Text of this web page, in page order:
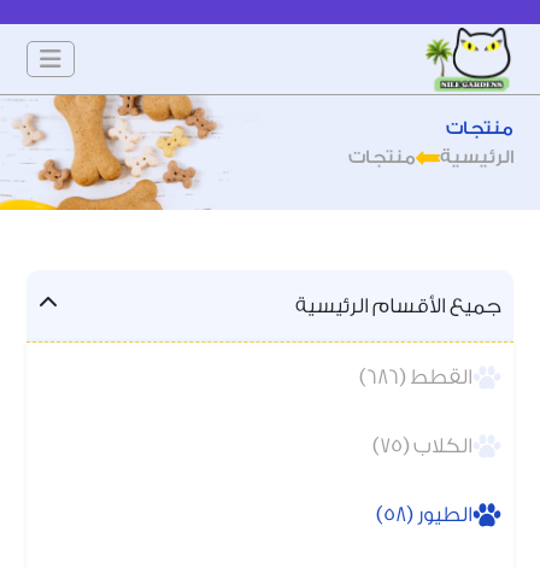
منتجات
الرئيسية
منتجات
جميع الأقسام الرئيسية
القطط (686)
الكلاب (75)
الطيور (58)